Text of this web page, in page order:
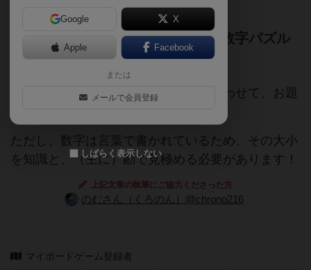
「×」「÷」でお題を作る、新感覚数字パズル
ゲーム
たくさん並んだ数字のカードを組み合わせて、お題
ただし、数字は言葉で書かれているため、その大小
を知識と、（主に）勘で見極める必要があります！
上記文章の執筆にご協力くださった方
のむさん（くろのん）@chrono216
マイボードゲーム登録者
Google X
Apple Facebook
または
メールで会員登録
しばらく表示しない